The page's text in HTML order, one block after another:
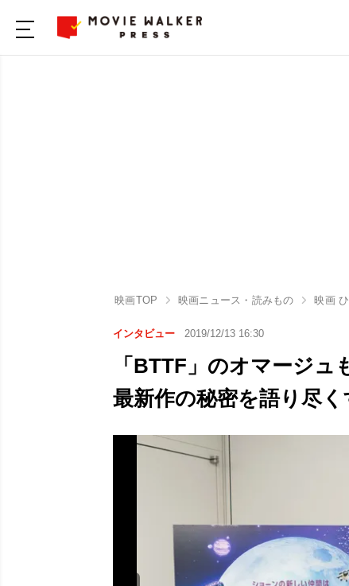
映画TOP 映画ニュース・読みもの 映画
インタビュー 2019/12/13 16:30
「BTTF」のオマージ
最新作の秘密を語り尽